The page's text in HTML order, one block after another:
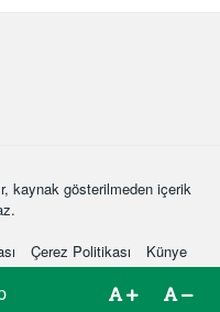
kaynak gösterilmeden içerik
Çerez Politikası
Künye